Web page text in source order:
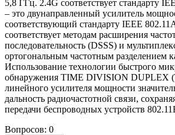
5,8 ГГц. 2.4G соответствует стандарту
– это двунаправленный усилитель
соответствующий стандарту IEEE
соответствует методам расширения
последовательность (DSSS) и
ортогональным частотным разделением
Использование технологии быстрого
обнаружения TIME DIVISION DUPLEX
линейного усилителя мощности
дальность радиочастотной связи,
передачи беспроводных устройств
Вопросов: 0